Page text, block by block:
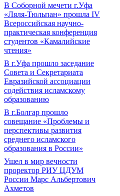
В Соборной мечети г.Уфа
«Ляля-Тюльпан» прошла IV
Всероссийская научно-
практическая конференция
студентов «Камалийские
чтения»
В г.Уфа прошло заседание
Совета и Секретариата
Евразийской ассоциации
содействия исламскому
образованию
В г.Болгар прошло
совещание «Проблемы и
перспективы развития
среднего исламского
образования в России»
Ушел в мир вечности
проректор РИУ ЦДУМ
России Марс Альбертович
Ахметов